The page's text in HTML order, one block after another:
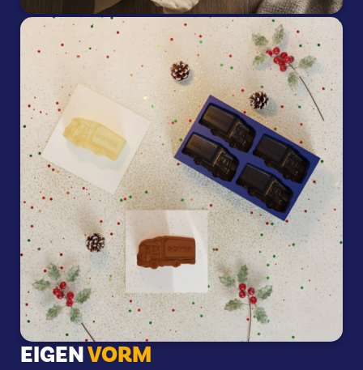
EIGENVORM